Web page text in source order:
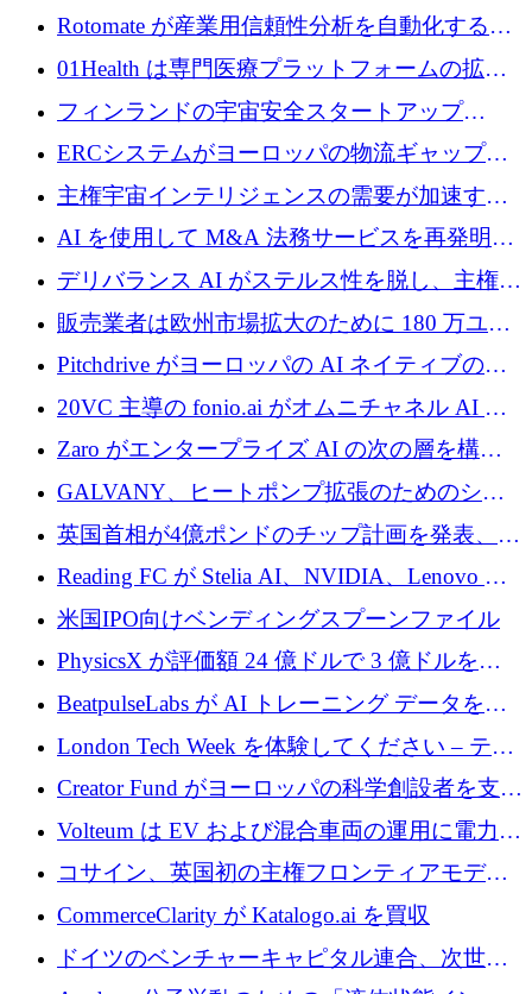
を構築するために 700 万ドルを調達
Rotomate が産業用信頼性分析を自動化するた
めに 210 万ユーロを調達
01Health は専門医療プラットフォームの拡大
に 1,500 万ドルを確保
フィンランドの宇宙安全スタートアップ
Aavuus が、スペースデブリ追跡に取り組むプ
レシード資金を獲得
ERCシステムがヨーロッパの物流ギャップを
埋めるために設計された重量物運搬用eVTOL
であるVictorを発表
主権宇宙インテリジェンスの需要が加速する
中、ICEYEは評価額100億ユーロ以上で4億
AI を使用して M&A 法務サービスを再発明す
るために 110 万ユーロを適切に確保
デリバランス AI がステルス性を脱し、主権の
あるエンタープライズ AI を強化
販売業者は欧州市場拡大のために 180 万ユー
ロを確保
Pitchdrive がヨーロッパの AI ネイティブの創
業者を支援するために 6,000 万ユーロを調達
20VC 主導の fonio.ai がオムニチャネル AI プ
ラットフォームのために 1,700 万ドルを調達
Zaro がエンタープライズ AI の次の層を構築
するために 510 万ドルを獲得
GALVANY、ヒートポンプ拡張のためのシー
ドラウンドで1,000万ユーロを確保
英国首相が4億ポンドのチップ計画を発表、英
国の新興企業は「ここで拡大」し「ここに留
まる」
Reading FC が Stelia AI、NVIDIA、Lenovo と
協力して AI Center of Excellence を立ち上げ
米国IPO向けベンディングスプーンファイル
PhysicsX が評価額 24 億ドルで 3 億ドルを調
達
BeatpulseLabs が AI トレーニング データを拡
張するために 180 万ドルのプレシードを調達
London Tech Week を体験してください – テク
ノロジーがヨーロッパのイノベーションの未
来を形作る場所
Creator Fund がヨーロッパの科学創設者を支援
するために 5,600 万ドルを調達
Volteum は EV および混合車両の運用に電力を
供給するために 250 万ユーロを寄付
コサイン、英国初の主権フロンティアモデル
で業界の支援を確保
CommerceClarity が Katalogo.ai を買収
ドイツのベンチャーキャピタル連合、次世代
スタートアップの成長に向けて機関投資家へ